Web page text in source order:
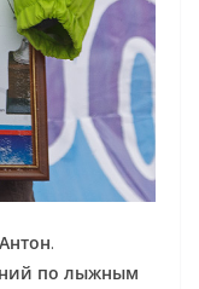
.
по лыжным